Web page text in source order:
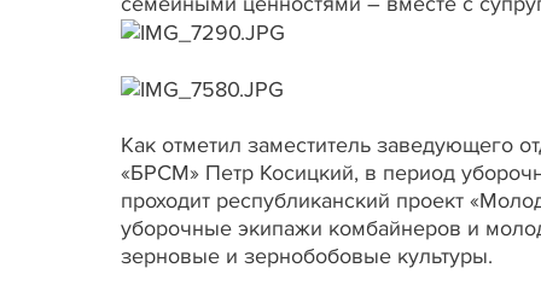
Как отметил заместитель заведующего
«БРСМ» Петр Косицкий, в период
проходит республиканский проект
уборочные экипажи комбайнеров и
зерновые и зернобобовые культуры.